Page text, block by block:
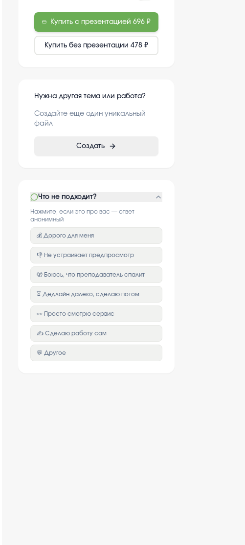
Купить с презентацией 696 ₽
Купить без презентации 478 ₽
Нужна другая тема или работа?
Создайте еще один уникальный
файл
Создать
Что не подходит?
Нажмите, если это про вас — ответ
анонимный
💰 Дорого для меня
👎 Не устраивает предпросмотр
🫣 Боюсь, что преподаватель спалит
⏳ Дедлайн далеко, сделаю потом
👀 Просто смотрю сервис
✍️ Сделаю работу сам
💬 Другое